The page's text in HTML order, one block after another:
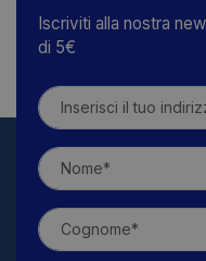
Iscriviti alla nostra
di 5€